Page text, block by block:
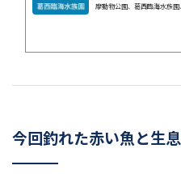
摩動物公園、葛西臨海水族
今回釣れた赤い魚と生